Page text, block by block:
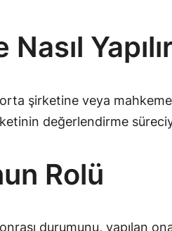
şirketine veya
değerlendirme
Rolü
durumunu, yapılan